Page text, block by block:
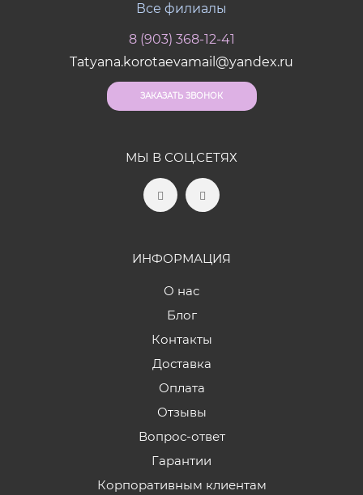
Все филиалы
8 (903) 368-12-41
Tatyana.korotaevamail@yandex.ru
ЗАКАЗАТЬ ЗВОНОК
МЫ В СОЦ.СЕТЯХ
ИНФОРМАЦИЯ
О нас
Блог
Контакты
Доставка
Оплата
Отзывы
Вопрос-ответ
Гарантии
Корпоративным клиентам